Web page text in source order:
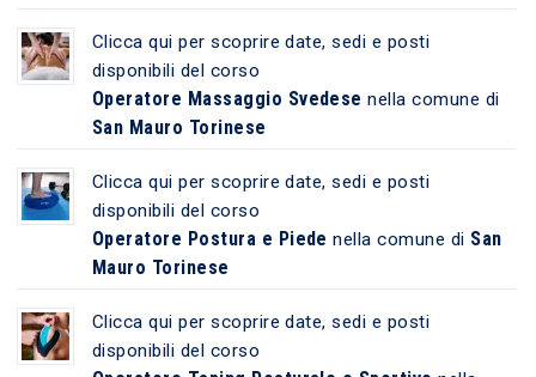
Clicca qui per scoprire date, sedi e posti
disponibili del corso
Operatore Massaggio Svedese nella comune di
San Mauro Torinese
Clicca qui per scoprire date, sedi e posti
disponibili del corso
Operatore Postura e Piede nella comune di San
Mauro Torinese
Clicca qui per scoprire date, sedi e posti
disponibili del corso